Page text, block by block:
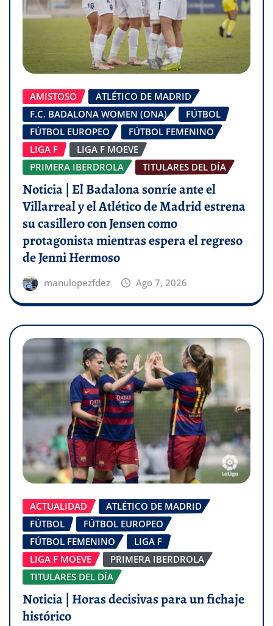
AMISTOSO
ATLÉTICO DE MADRID
F.C. BADALONA WOMEN (ONA)
FÚTBOL
FÚTBOL EUROPEO
FÚTBOL FEMENINO
LIGA F
LIGA F MOEVE
PRIMERA IBERDROLA
TITULARES DEL DÍA
Noticia | El Badalona sonríe ante el
Villarreal y el Atlético de Madrid estrena
su casillero con Jensen como
protagonista mientras espera el regreso
de Jenni Hermoso
manulopezfdez Ago 7, 2026
ACTUALIDAD
ATLÉTICO DE MADRID
FÚTBOL
FÚTBOL EUROPEO
FÚTBOL FEMENINO
LIGA F
LIGA F MOEVE
PRIMERA IBERDROLA
TITULARES DEL DÍA
Noticia | Horas decisivas para un fichaje
histórico